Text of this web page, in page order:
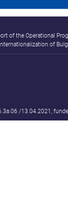
of the Operational
of
/13.04.2021,